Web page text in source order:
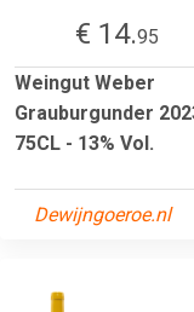
€ 14.95
Weingut Weber
Grauburgunder
75CL - 13% Vol.
Dewijngoeroe.nl